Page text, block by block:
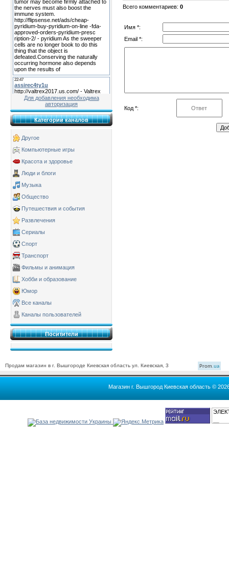
Для добавления необходима
авторизация
Категории каналов
Другое
Компьютерные игры
Красота и здоровье
Люди и блоги
Музыка
Общество
Путешествия и события
Развлечения
Сериалы
Спорт
Транспорт
Фильмы и анимация
Хобби и образование
Юмор
Все каналы
Каналы пользователей
Поситители
Всего комментариев: 0
Имя *:
Email *:
Код *:
Продам магазин в г. Вышгороде Киевская область ул. Киевская, 3 Prom.ua
Магазин г. Вышгород Киевская область ©